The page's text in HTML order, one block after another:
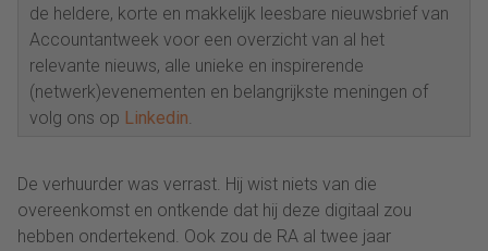
de heldere, korte en makkelijk leesbare nieuwsbrief van
Accountantweek voor een overzicht van al het
relevante nieuws, alle unieke en inspirerende
(netwerk)evenementen en belangrijkste meningen of
volg ons op Linkedin.
De verhuurder was verrast. Hij wist niets van die
overeenkomst en ontkende dat hij deze digitaal zou
hebben ondertekend. Ook zou de RA al twee jaar